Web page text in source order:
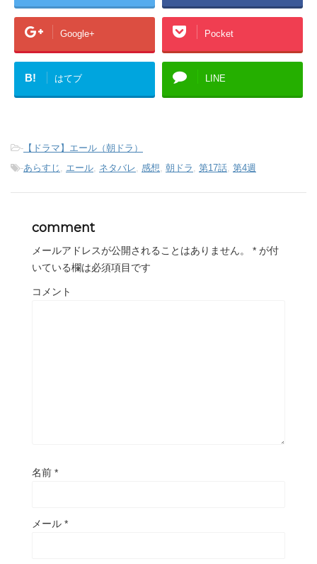
Google+ Pocket
B! はてブ LINE
- 【ドラマ】エール（朝ドラ）
-あらすじ エール ネタバレ 感想 朝ドラ 第17話 第4週
comment
メールアドレスが公開されることはありません。 * が付
いている欄は必須項目です
コメント
名前 *
メール *